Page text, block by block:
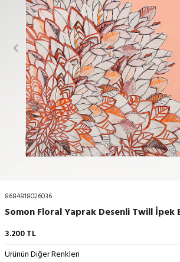
8684818026036
Somon Floral Yaprak Desenli Twill İpek
3.200TL
Ürünün Diğer Renkleri